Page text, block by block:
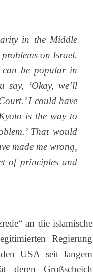
in the Middle
on Israel.
can be popular in
‘Okay, we’ll
I could have
is the way to
That would
made me wrong,
of principles and
an die islamische
Regierung
USA seit langem
deren Großscheich